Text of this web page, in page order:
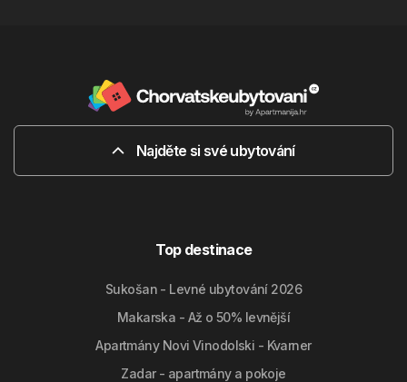
Najděte si své ubytování
Top destinace
Sukošan - Levné ubytování 2026
Makarska - Až o 50% levnější
Apartmány Novi Vinodolski - Kvarner
Zadar - apartmány a pokoje